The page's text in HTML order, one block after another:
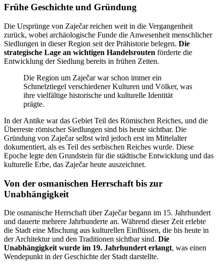
Frühe Geschichte und Gründung
Die Ursprünge von Zaječar reichen weit in die Vergangenheit
zurück, wobei archäologische Funde die Anwesenheit menschlicher
Siedlungen in dieser Region seit der Prähistorie belegen. Die
strategische Lage an wichtigen Handelsrouten förderte die
Entwicklung der Siedlung bereits in frühen Zeiten.
Die Region um Zaječar war schon immer ein
Schmelztiegel verschiedener Kulturen und Völker, was
ihre vielfältige historische und kulturelle Identität
prägte.
In der Antike war das Gebiet Teil des Römischen Reiches, und die
Überreste römischer Siedlungen sind bis heute sichtbar. Die
Gründung von Zaječar selbst wird jedoch erst im Mittelalter
dokumentiert, als es Teil des serbischen Reiches wurde. Diese
Epoche legte den Grundstein für die städtische Entwicklung und das
kulturelle Erbe, das Zaječar heute auszeichnet.
Von der osmanischen Herrschaft bis zur
Unabhängigkeit
Die osmanische Herrschaft über Zaječar begann im 15. Jahrhundert
und dauerte mehrere Jahrhunderte an. Während dieser Zeit erlebte
die Stadt eine Mischung aus kulturellen Einflüssen, die bis heute in
der Architektur und den Traditionen sichtbar sind. Die
Unabhängigkeit wurde im 19. Jahrhundert erlangt, was einen
Wendepunkt in der Geschichte der Stadt darstellte.